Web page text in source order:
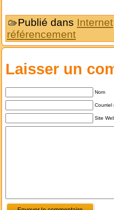
Publié dans Internet
référencement
Laisser un
Nom
Courriel
Site